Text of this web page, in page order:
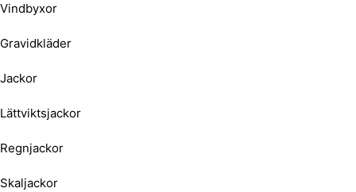
Vindbyxor
Gravidkläder
Jackor
Lättviktsjackor
Regnjackor
Skaljackor